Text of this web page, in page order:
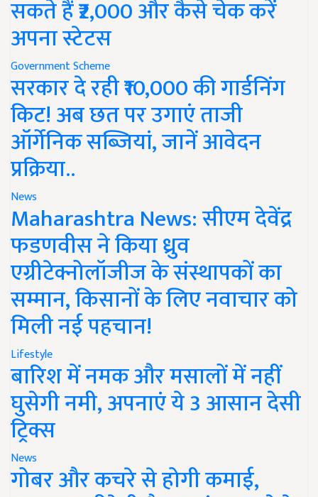
सकते हैं ₹2,000 और कैसे चेक करें
अपना स्टेटस
Government Scheme
सरकार दे रही ₹10,000 की गार्डनिंग
किट! अब छत पर उगाएं ताजी
ऑर्गेनिक सब्जियां, जानें आवेदन
प्रक्रिया..
News
Maharashtra News: सीएम देवेंद्र
फडणवीस ने किया ध्रुव
एग्रीटेक्नोलॉजीज के संस्थापकों का
सम्मान, किसानों के लिए नवाचार को
मिली नई पहचान!
Lifestyle
बारिश में नमक और मसालों में नहीं
घुसेगी नमी, अपनाएं ये 3 आसान देसी
ट्रिक्स
News
गोबर और कचरे से होगी कमाई,